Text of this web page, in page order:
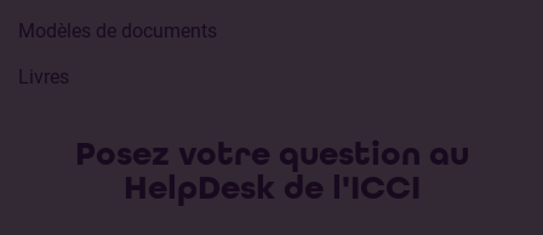
Modèles de documents
Livres
Posez votre question au
HelpDesk de l'ICCI